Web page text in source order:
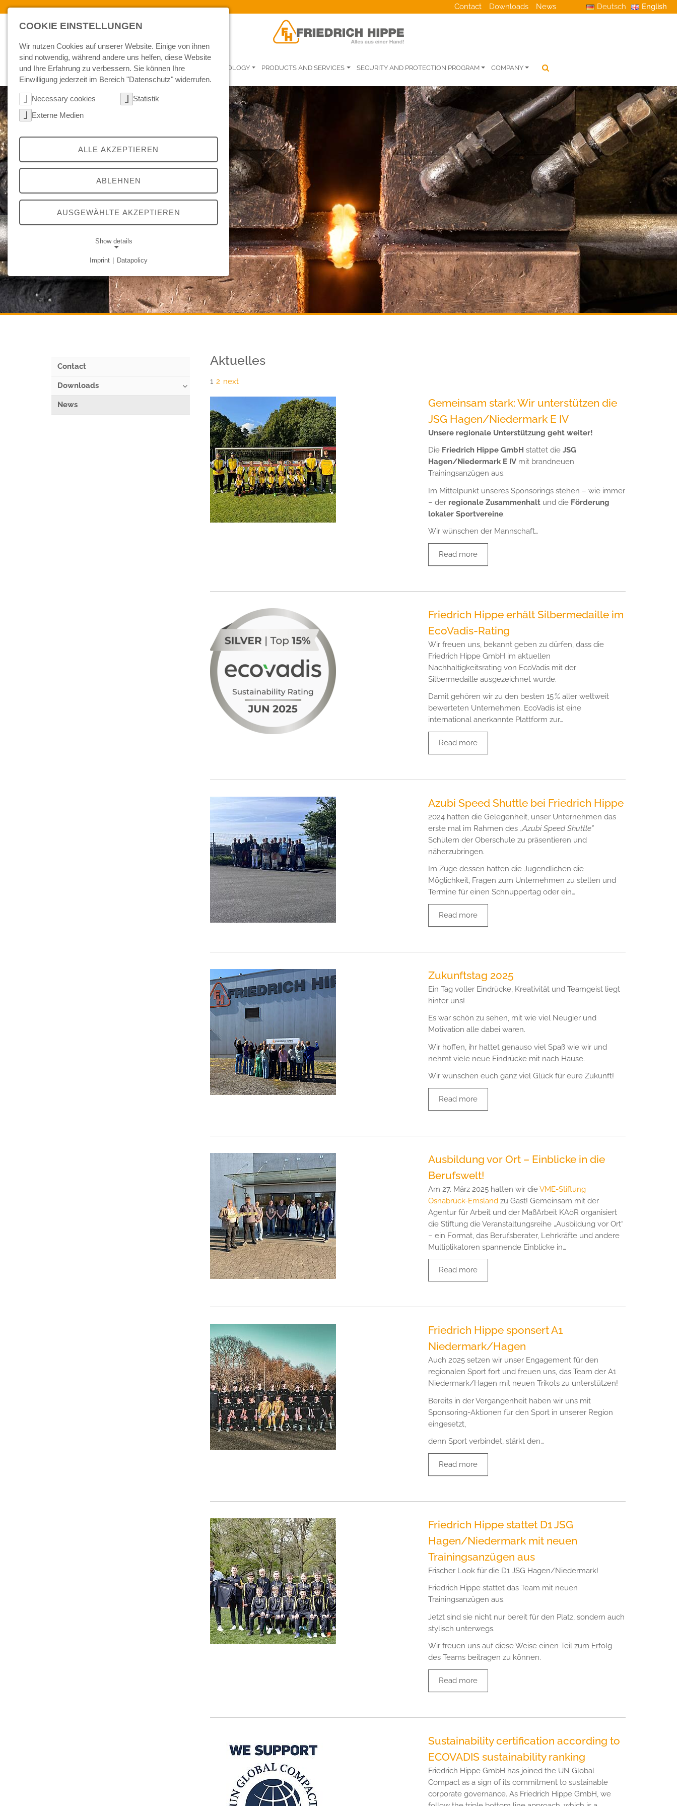
Skip to main navigation
Skip to main content
Skip to page footer Deutsch English
Contact Downloads News
RAILWAY AND TRAFFIC TECHNOLOGY PRODUCTS AND SERVICES SECURITY AND PROTECTION PROGRAM COMPANY
Contact
Downloads
News
Aktuelles
1 2 next
Gemeinsam stark: Wir unterstützen die
JSG Hagen/Niedermark E IV
Unsere regionale Unterstützung geht weiter!
Die Friedrich Hippe GmbH stattet die JSG
Hagen/Niedermark E IVmit brandneuen
Trainingsanzügen aus.
Im Mittelpunkt unseres Sponsorings stehen – wie immer
– der regionale Zusammenhaltund die Förderung
lokaler Sportvereine.
Wir wünschen der Mannschaft…
Read more
Friedrich Hippe erhält Silbermedaille im
EcoVadis-Rating
Wir freuen uns, bekannt geben zu dürfen, dass die
Friedrich Hippe GmbH im aktuellen
Nachhaltigkeitsrating von EcoVadis mit der
Silbermedaille ausgezeichnet wurde.
Damit gehören wir zu den besten 15 % aller weltweit
bewerteten Unternehmen. EcoVadis ist eine
international anerkannte Plattform zur…
Read more
Azubi Speed Shuttle bei Friedrich Hippe
2024 hatten die Gelegenheit, unser Unternehmen das
erste mal im Rahmen des „Azubi Speed Shuttle”
Schülern der Oberschule zu präsentieren und
näherzubringen.
Im Zuge dessen hatten die Jugendlichen die
Möglichkeit, Fragen zum Unternehmen zu stellen und
Termine für einen Schnuppertag oder ein…
Read more
Zukunftstag 2025
Ein Tag voller Eindrücke, Kreativität und Teamgeist liegt
hinter uns!
Es war schön zu sehen, mit wie viel Neugier und
Motivation alle dabei waren.
Wir hoffen, ihr hattet genauso viel Spaß wie wir und
nehmt viele neue Eindrücke mit nach Hause.
Wir wünschen euch ganz viel Glück für eure Zukunft!
Read more
Ausbildung vor Ort – Einblicke in die
Berufswelt!
Am 27. März 2025 hatten wir dieVME-Stiftung
Osnabrück-Emsland zu Gast! Gemeinsam mit der
Agentur für Arbeit und der MaßArbeit KAöR organisiert
die Stiftung die Veranstaltungsreihe „Ausbildung vor Ort“
– ein Format, das Berufsberater, Lehrkräfte und andere
Multiplikatoren spannende Einblicke in…
Read more
Friedrich Hippe sponsert A1
Niedermark/Hagen
Auch 2025 setzen wir unser Engagement für den
regionalen Sport fort und freuen uns, das Team der A1
Niedermark/Hagen mit neuen Trikots zu unterstützen!
Bereits in der Vergangenheit haben wir uns mit
Sponsoring-Aktionen für den Sport in unserer Region
eingesetzt,
denn Sport verbindet, stärkt den…
Read more
Friedrich Hippe stattet D1 JSG
Hagen/Niedermark mit neuen
Trainingsanzügen aus
Frischer Look für die D1 JSG Hagen/Niedermark!
Friedrich Hippe stattet das Team mit neuen
Trainingsanzügen aus.
Jetzt sind sie nicht nur bereit für den Platz, sondern auch
stylisch unterwegs.
Wir freuen uns auf diese Weise einen Teil zum Erfolg
des Teams beitragen zu können.
Read more
Sustainability certification according to
ECOVADIS sustainability ranking
Friedrich Hippe GmbH has joined the UN Global
Compact as a sign of its commitment to sustainable
corporate governance. As Friedrich Hippe GmbH, we
COOKIE EINSTELLUNGEN
Wir nutzen Cookies auf unserer Website. Einige von ihnen
sind notwendig, während andere uns helfen, diese Website
und Ihre Erfahrung zu verbessern. Sie können Ihre
Einwilligung jederzeit im Bereich "Datenschutz" widerrufen.
Necessary cookies
Statistik
Externe Medien
ALLE AKZEPTIEREN
ABLEHNEN
AUSGEWÄHLTE AKZEPTIEREN
Show details
Notwendige Cookies ermöglichen grundlegende
Funktionen und sind für die einwandfreie Funktion der
Website erforderlich.
cookie_consent
friedrich-hippe.de
Purpose:
Imprint Datapolicy